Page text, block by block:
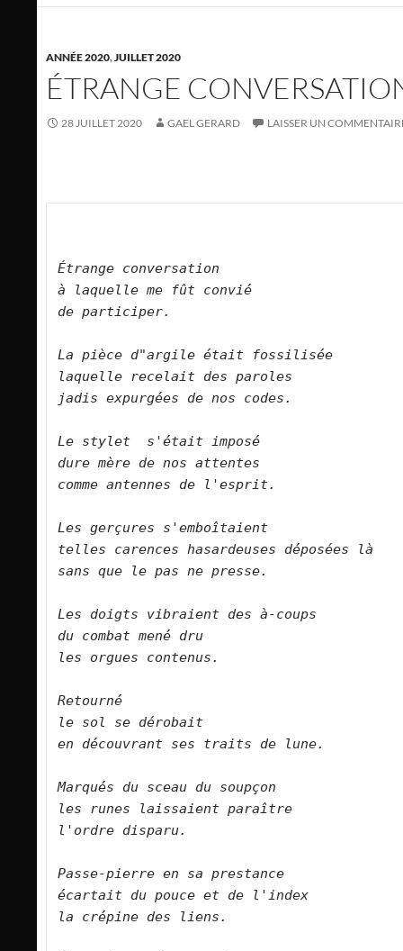
ANNÉE 2020,JUILLET 2020
ÉTRANGE
28 JUILLET 2020 GAEL GERARD LAISSER UN
Étrange conversation
à laquelle me fût convié
de participer.
La pièce d"argile était fossilisée
laquelle recelait des paroles
jadis expurgées de nos codes.
Le stylet  s'était imposé
dure mère de nos attentes
comme antennes de l'esprit.
Les gerçures s'emboîtaient
telles carences hasardeuses déposées
sans que le pas ne presse.
Les doigts vibraient des à-coups
du combat mené dru
les orgues contenus.
Retourné
le sol se dérobait
en découvrant ses traits de lune.
Marqués du sceau du soupçon
les runes laissaient paraître
l'ordre disparu.
Passe-pierre en sa prestance
écartait du pouce et de l'index
la crépine des liens.